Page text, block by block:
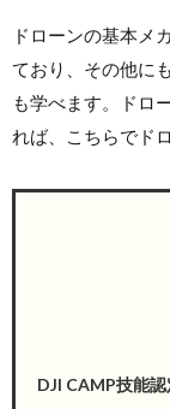
ドローンの基本メ
ており、その他に
も学べます。ドロ
れば、こちらでド
DJI CAMP技能